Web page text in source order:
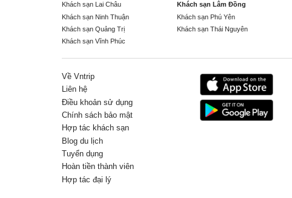
Khách sạn Lai Châu
Khách sạn Lâm Đồng
Khách sạn Ninh Thuận
Khách sạn Phú Yên
Khách sạn Quảng Trị
Khách sạn Thái Nguyên
Khách sạn Vĩnh Phúc
Về Vntrip
Liên hệ
Điều khoản sử dụng
Chính sách bảo mật
Hợp tác khách sạn
Blog du lịch
Tuyển dụng
Hoàn tiền thành viên
Hợp tác đại lý